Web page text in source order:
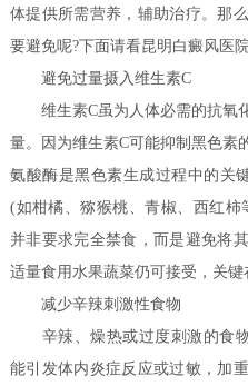
体提供所需营养，辅助治疗。那
要避免呢?下面请看昆明白癜风医院
避免过量摄入维生素C
维生素C虽为人体必需的抗氧
量。因为维生素C可能抑制黑色素
氨酸酶是黑色素生成过程中的关
(如柑橘、猕猴桃、青椒、西红
并非要求完全禁食，而是避免将
适量食用水果蔬菜仍可接受，关键
减少辛辣刺激性食物
辛辣、燥热或过度刺激的食物
能引发体内炎症反应或过敏，加